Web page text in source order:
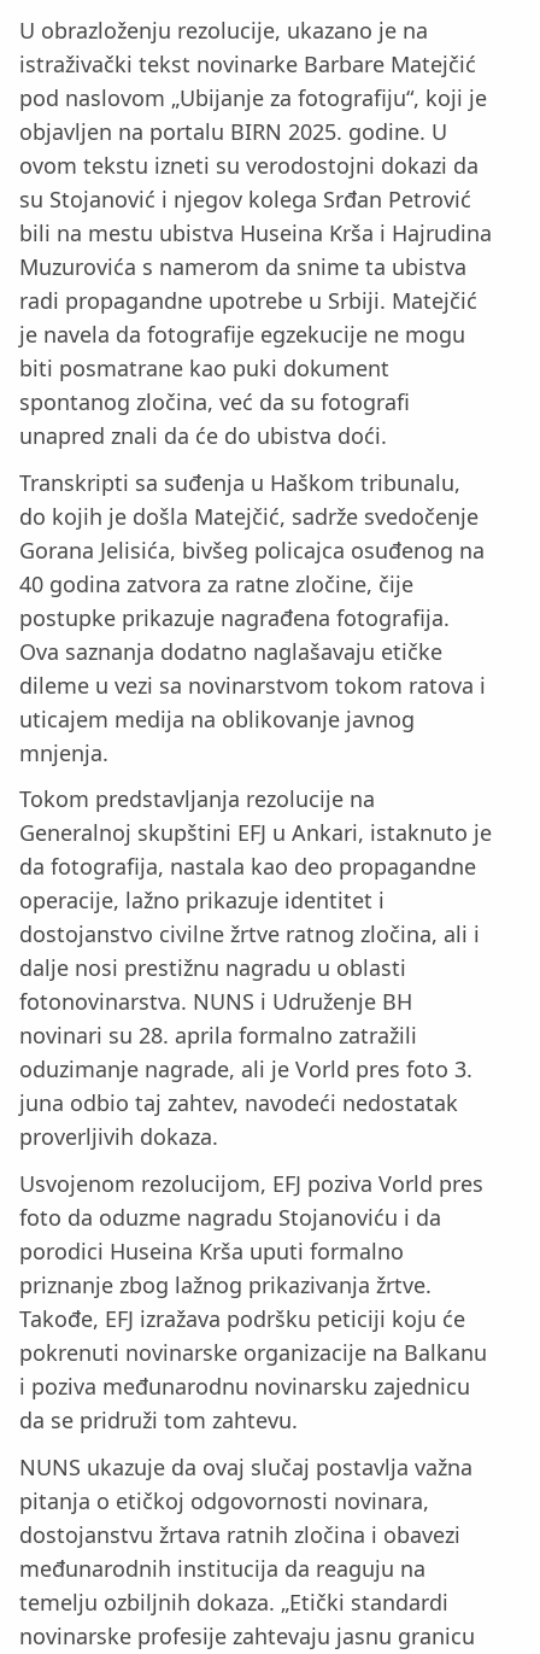
U obrazloženju rezolucije, ukazano je na
istraživački tekst novinarke Barbare Matejčić
pod naslovom „Ubijanje za fotografiju“, koji je
objavljen na portalu BIRN 2025. godine. U
ovom tekstu izneti su verodostojni dokazi da
su Stojanović i njegov kolega Srđan Petrović
bili na mestu ubistva Huseina Krša i Hajrudina
Muzurovića s namerom da snime ta ubistva
radi propagandne upotrebe u Srbiji. Matejčić
je navela da fotografije egzekucije ne mogu
biti posmatrane kao puki dokument
spontanog zločina, već da su fotografi
unapred znali da će do ubistva doći.
Transkripti sa suđenja u Haškom tribunalu,
do kojih je došla Matejčić, sadrže svedočenje
Gorana Jelisića, bivšeg policajca osuđenog na
40 godina zatvora za ratne zločine, čije
postupke prikazuje nagrađena fotografija.
Ova saznanja dodatno naglašavaju etičke
dileme u vezi sa novinarstvom tokom ratova i
uticajem medija na oblikovanje javnog
mnjenja.
Tokom predstavljanja rezolucije na
Generalnoj skupštini EFJ u Ankari, istaknuto je
da fotografija, nastala kao deo propagandne
operacije, lažno prikazuje identitet i
dostojanstvo civilne žrtve ratnog zločina, ali i
dalje nosi prestižnu nagradu u oblasti
fotonovinarstva. NUNS i Udruženje BH
novinari su 28. aprila formalno zatražili
oduzimanje nagrade, ali je Vorld pres foto 3.
juna odbio taj zahtev, navodeći nedostatak
proverljivih dokaza.
Usvojenom rezolucijom, EFJ poziva Vorld pres
foto da oduzme nagradu Stojanoviću i da
porodici Huseina Krša uputi formalno
priznanje zbog lažnog prikazivanja žrtve.
Takođe, EFJ izražava podršku peticiji koju će
pokrenuti novinarske organizacije na Balkanu
i poziva međunarodnu novinarsku zajednicu
da se pridruži tom zahtevu.
NUNS ukazuje da ovaj slučaj postavlja važna
pitanja o etičkoj odgovornosti novinara,
dostojanstvu žrtava ratnih zločina i obavezi
međunarodnih institucija da reaguju na
temelju ozbiljnih dokaza. „Etički standardi
novinarske profesije zahtevaju jasnu granicu